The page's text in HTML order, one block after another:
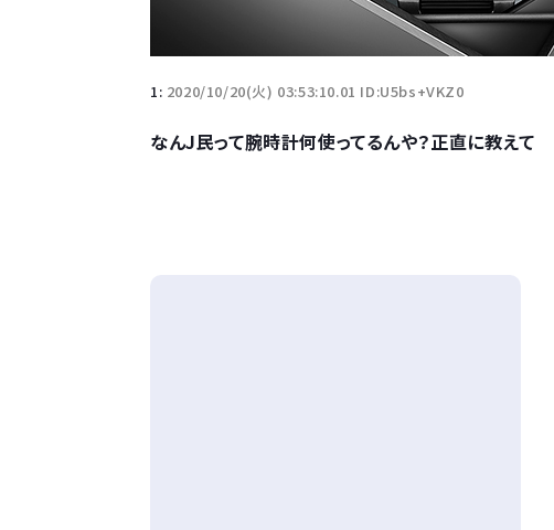
1: 2020/10/20(火) 03:53:10.01 ID:U5bs+VKZ0
なんJ民って腕時計何使ってるんや？正直に教えて